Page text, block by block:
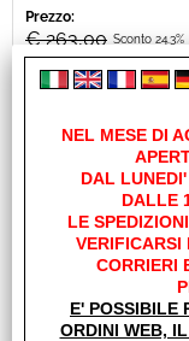
Prezzo:
€ 263,00 Sconto 24.3%
€199,00
NEL MESE DI
DAL
DALLE
LE
VERIFICARSI
CORRIERI
E' POSSIBILE
ORDINI WEB,